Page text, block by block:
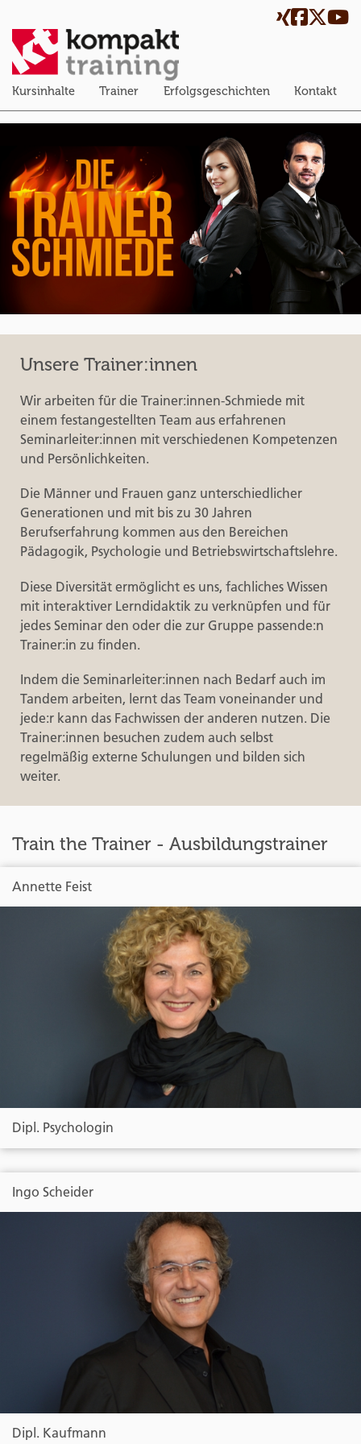
Kursinhalte Trainer Erfolgsgeschichten Kontakt
Unsere Trainer:innen
Wir arbeiten für die Trainer:innen-Schmiede mit
einem festangestellten Team aus erfahrenen
Seminarleiter:innen mit verschiedenen Kompetenzen
und Persönlichkeiten.
Die Männer und Frauen ganz unterschiedlicher
Generationen und mit bis zu 30 Jahren
Berufserfahrung kommen aus den Bereichen
Pädagogik, Psychologie und Betriebswirtschaftslehre.
Diese Diversität ermöglicht es uns, fachliches Wissen
mit interaktiver Lerndidaktik zu verknüpfen und für
jedes Seminar den oder die zur Gruppe passende:n
Trainer:in zu finden.
Indem die Seminarleiter:innen nach Bedarf auch im
Tandem arbeiten, lernt das Team voneinander und
jede:r kann das Fachwissen der anderen nutzen. Die
Trainer:innen besuchen zudem auch selbst
regelmäßig externe Schulungen und bilden sich
weiter.
Train the Trainer - Ausbildungstrainer
Annette Feist
Dipl. Psychologin
Ingo Scheider
Dipl. Kaufmann